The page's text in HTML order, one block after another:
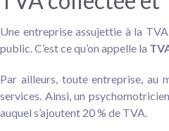
Une entreprise assujettie à la
public. C’est ce qu’on appelle la
Par ailleurs, toute entreprise, au
services. Ainsi, un
auquel s’ajoutent 20 % de TVA.